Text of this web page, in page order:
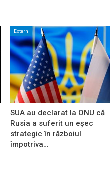
Extern
SUA au declarat la ONU că
Rusia a suferit un eșec
strategic în războiul
împotriva…